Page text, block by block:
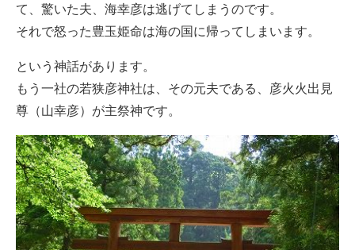
て、驚いた夫、海幸彦は逃げてしまうのです。
それで怒った豊玉姫命は海の国に帰ってしまいます。
という神話があります。
もう一社の若狭彦神社は、その元夫である、彦火火出見
尊（山幸彦）が主祭神です。